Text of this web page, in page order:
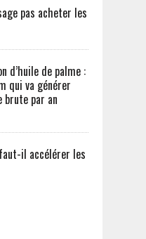
pas acheter les
d’huile de palme :
qui va générer
par an
il accélérer les